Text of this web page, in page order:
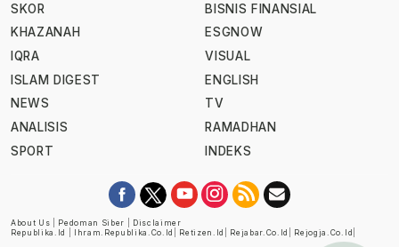
SKOR
KHAZANAH
IQRA
ISLAM DIGEST
NEWS
ANALISIS
SPORT
BISNIS FINANSIAL
ESGNOW
VISUAL
ENGLISH
TV
RAMADHAN
INDEKS
About Us Pedoman Siber
Disclaimer
Republika.id
Ihram.republika.co.id Retizen.id Rejabar.co.id Rejogja.co.id